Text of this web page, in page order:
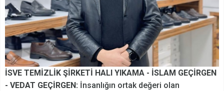
İSVE TEMİZLİK ŞİRKETİ HALI YIKAMA - İSLAM GEÇİRGEN
- VEDAT GEÇİRGEN: İnsanlığın ortak değeri olan